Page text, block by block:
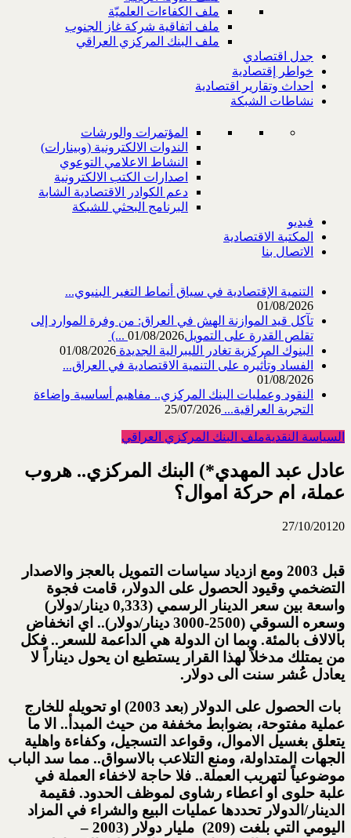
ملف الكفاءات العلميّة
ملف اتفاقية شركة غاز الجنوب
ملف البنك المركزي العراقي
جدل اقتصادي
خواطر إقتصادية
احداث وتقارير اقتصادية
نشاطات الشبكة
المؤتمرات والورشات
الندوات الالكترونية (وبينارات)
النشاط الاعلامي التوعوي
اصدارات الكتب الالكترونية
دعم الكوادر الاقتصادية الشابة
البرنامج البحثي للشبكة
فيديو
المكتبة الاقتصادية
الاتصال بنا
التنمية الإقتصادية في سياق أنماط التغير البنيوي...
01/08/2026
تآكل قيد الموازنة الهش في العراق: من وفرة الموارد إلى
تقلص القدرة على التمويل‎ (...01/08/2026
البنوك المركزية تغادر الليبرالية الجديدة 01/08/2026
الفساد وتأثيره على التنمية الاقتصادية في العراق...
01/08/2026
النقود وعمليات البنك المركزي.. مفاهيم أساسية وإضاءة
التجربة العراقية... 25/07/2026
السياسة النقديةملف البنك المركزي العراقي
عادل عبد المهدي*) البنك المركزي.. هروب
عملة، ام حركة اموال؟
27/10/20120
قبل 2003 ومع ازدياد سياسات التمويل بالعجز والاصدار
التضخمي وقيود الحصول على الدولار، قامت فجوة
واسعة بين سعر الدينار الرسمي (0,333 دينار/دولار)
وسعره السوقي (2500-3000 دينار/دولار).. اي انخفاض
بالالاف بالمئة. وبما ان الدولة هي الداعمة للسعر.. فكل
من يمتلك مدخلاً لهذا القرار يستطيع ان يحول ديناراً لا
يعادل عُشر سنت الى دولار.
بات الحصول على الدولار (بعد 2003) او تحويله للخارج
عملية مفتوحة، بضوابط مخففة من حيث المبدأ.. الا ما
يتعلق بغسيل الاموال، وقواعد التسجيل، وكفاءة واهلية
الجهات المتداولة، ومنع التلاعب بالاسواق.. مما سد الباب
موضوعياً لتهريب العملة.. فلا حاجة لاخفاء العملة في
علبة حلوى او اعطاء رشاوى لموظف الحدود. فقيمة
الدينار/الدولار تحددها عمليات البيع والشراء في المزاد
اليومي التي بلغت (209) مليار دولار (2003 –